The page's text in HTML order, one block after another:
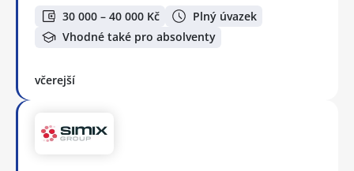
30 000 – 40 000 Kč
Plný úvazek
Vhodné také pro absolventy
včerejší